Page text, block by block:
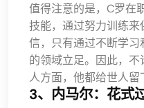
值得注意的是，C罗在
技能，通过努力训练
信，只有通过不断学
的领域立足。因此，
人方面，他都给世人留
3、内马尔：花式